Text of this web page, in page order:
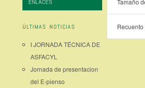
ENLACES
ÚLTIMAS NOTICIAS
I JORNADA TÉCNICA DE
ASFACYL
Jornada de presentacion
del E-pienso
Tamaño